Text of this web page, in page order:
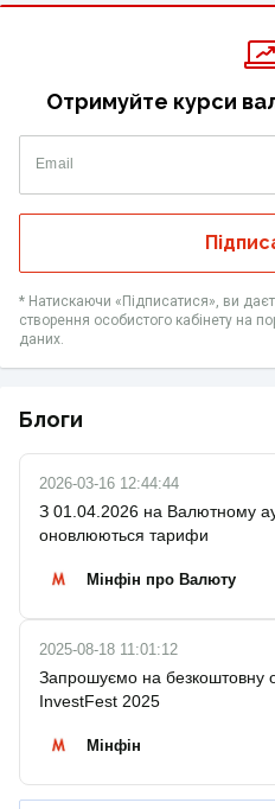
Отримуйте курси
Email
* Натискаючи «Підписатися», ви
створення особистого кабінету на
даних.
Блоги
2026-03-16 12:44:44
З 01.04.2026 на Валютному
оновлюються тарифи
Мінфін про Валюту
2025-08-18 11:01:12
Запрошуємо на безкоштовну
InvestFest 2025
Мінфін